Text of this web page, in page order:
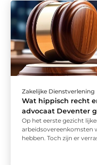
Zakelijke Dienstverlening
Wat hippisch recht
advocaat Deventer
Op het eerste gezicht
arbeidsovereenkomsten
hebben. Toch zijn er